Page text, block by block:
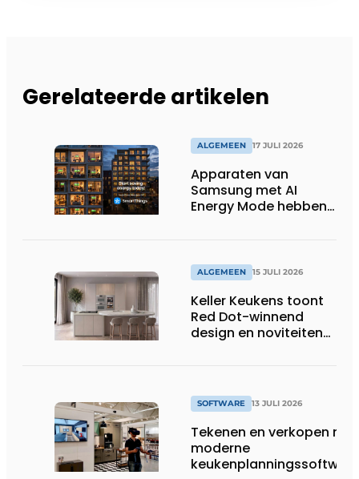
Gerelateerde artikelen
ALGEMEEN 17 JULI 2026
Apparaten van
Samsung met AI
Energy Mode hebben
huishoudens, wat
overeenkomt met het
wassen van 22.023.110
voetbalshirts
ALGEMEEN 15 JULI 2026
Keller Keukens toont
Red Dot-winnend
design en noviteiten
SOFTWARE 13 JULI 2026
Tekenen en verkopen met
moderne
keukenplanningssoftware